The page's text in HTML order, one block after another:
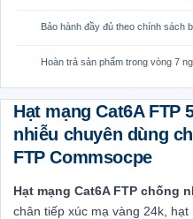
Bảo hành đầy đủ theo chính sách
Hoàn trả sản phẩm trong vòng 7
Hạt mạng Cat6A FTP
nhiễu chuyên dùng
FTP Commsocpe
Hạt mạng Cat6A FTP chống
chân tiếp xúc mạ vàng 24k, hạt